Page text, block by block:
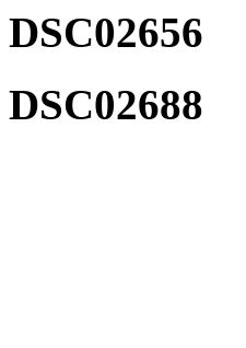
DSC02656
DSC02688